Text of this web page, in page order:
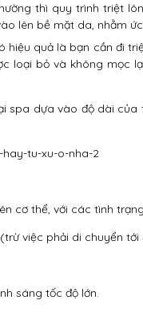
thì quy trình triệt
lên bề mặt da, nhằm
quả là bạn cần đi
loại bỏ và không mọc
spa dựa vào độ dài
cơ thể, với các tình
việc phải di chuyển tới
sáng tốc độ lớn.